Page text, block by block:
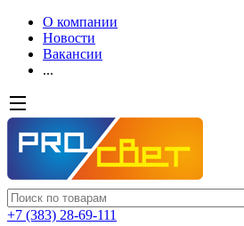
О компании
Новости
Вакансии
...
+7 (383) 28-69-111